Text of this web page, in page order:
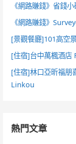
《網路賺錢》省錢
《網路賺錢》
[景觀餐廳]101高空
[住宿]台中萬楓酒
[住宿]林口亞昕福
Linkou
熱門文章